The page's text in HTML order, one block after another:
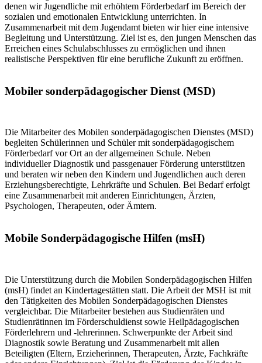
denen wir Jugendliche mit erhöhtem Förderbedarf im Bereich der
sozialen und emotionalen Entwicklung unterrichten. In
Zusammenarbeit mit dem Jugendamt bieten wir hier eine intensive
Begleitung und Unterstützung. Ziel ist es, den jungen Menschen das
Erreichen eines Schulabschlusses zu ermöglichen und ihnen
realistische Perspektiven für eine berufliche Zukunft zu eröffnen.
Mobiler sonderpädagogischer Dienst (MSD)
Die Mitarbeiter des Mobilen sonderpädagogischen Dienstes (MSD)
begleiten Schülerinnen und Schüler mit sonderpädagogischem
Förderbedarf vor Ort an der allgemeinen Schule. Neben
individueller Diagnostik und passgenauer Förderung unterstützen
und beraten wir neben den Kindern und Jugendlichen auch deren
Erziehungsberechtigte, Lehrkräfte und Schulen. Bei Bedarf erfolgt
eine Zusammenarbeit mit anderen Einrichtungen, Ärzten,
Psychologen, Therapeuten, oder Ämtern.
Mobile Sonderpädagogische Hilfen (msH)
Die Unterstützung durch die Mobilen Sonderpädagogischen Hilfen
(msH) findet an Kindertagestätten statt. Die Arbeit der MSH ist mit
den Tätigkeiten des Mobilen Sonderpädagogischen Dienstes
vergleichbar. Die Mitarbeiter bestehen aus Studienräten und
Studienrätinnen im Förderschuldienst sowie Heilpädagogischen
Förderlehrern und -lehrerinnen. Schwerpunkte der Arbeit sind
Diagnostik sowie Beratung und Zusammenarbeit mit allen
Beteiligten (Eltern, Erzieherinnen, Therapeuten, Ärzte, Fachkräfte